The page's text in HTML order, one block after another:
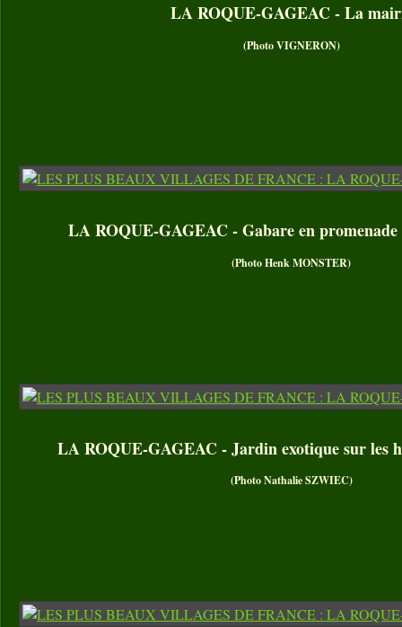
LA ROQUE-GAGEAC - La
(Photo VIGNERON)
LA ROQUE-GAGEAC - Gabare en
(Photo Henk MONSTER)
LA ROQUE-GAGEAC - Jardin exotique sur les
(Photo Nathalie SZWIEC)